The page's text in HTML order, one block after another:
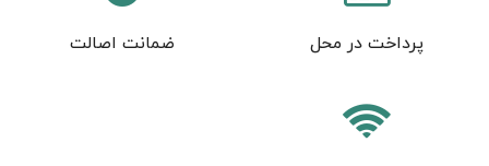
پرداخت در محل ضمانت اصالت